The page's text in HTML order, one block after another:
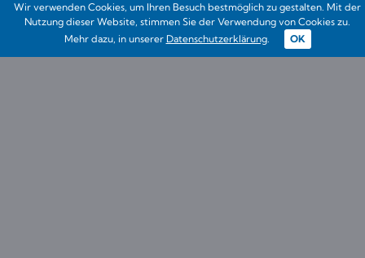
Wir verwenden Cookies, um Ihren Besuch bestmöglich zu gestalten. Mit der
Nutzung dieser Website, stimmen Sie der Verwendung von Cookies zu.
Mehr dazu, in unserer Datenschutzerklärung. OK